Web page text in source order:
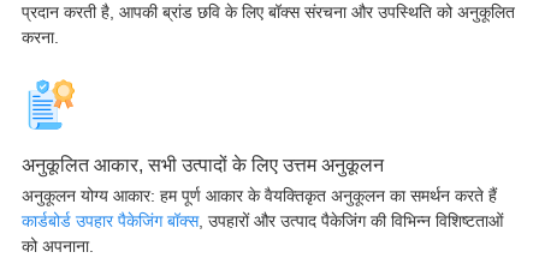
प्रदान करती है, आपकी ब्रांड छवि के लिए बॉक्स संरचना और उपस्थिति को अनुकूलित
करना.
अनुकूलित आकार, सभी उत्पादों के लिए उत्तम अनुकूलन
अनुकूलन योग्य आकार: हम पूर्ण आकार के वैयक्तिकृत अनुकूलन का समर्थन करते हैं
कार्डबोर्ड उपहार पैकेजिंग बॉक्स, उपहारों और उत्पाद पैकेजिंग की विभिन्न विशिष्टताओं
को अपनाना.